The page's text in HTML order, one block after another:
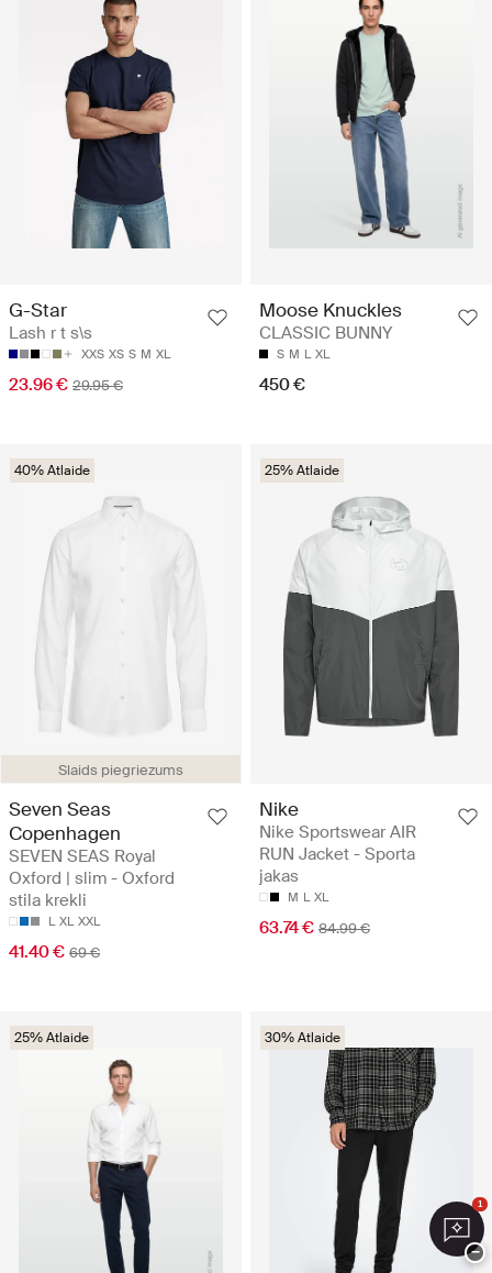
G-Star
Lash r t s\s
XXS XS S M XL
23.96 € 29.95 €
Moose Knuckles
CLASSIC BUNNY
S M L XL
450 €
Slaids piegriezums
40% Atlaide
Seven Seas
Copenhagen
SEVEN SEAS Royal
Oxford | slim - Oxford
stila krekli
L XL XXL
41.40 € 69 €
25% Atlaide
Nike
Nike Sportswear AIR
RUN Jacket - Sporta
jakas
M L XL
63.74 € 84.99 €
25% Atlaide 30% Atlaide
1
−